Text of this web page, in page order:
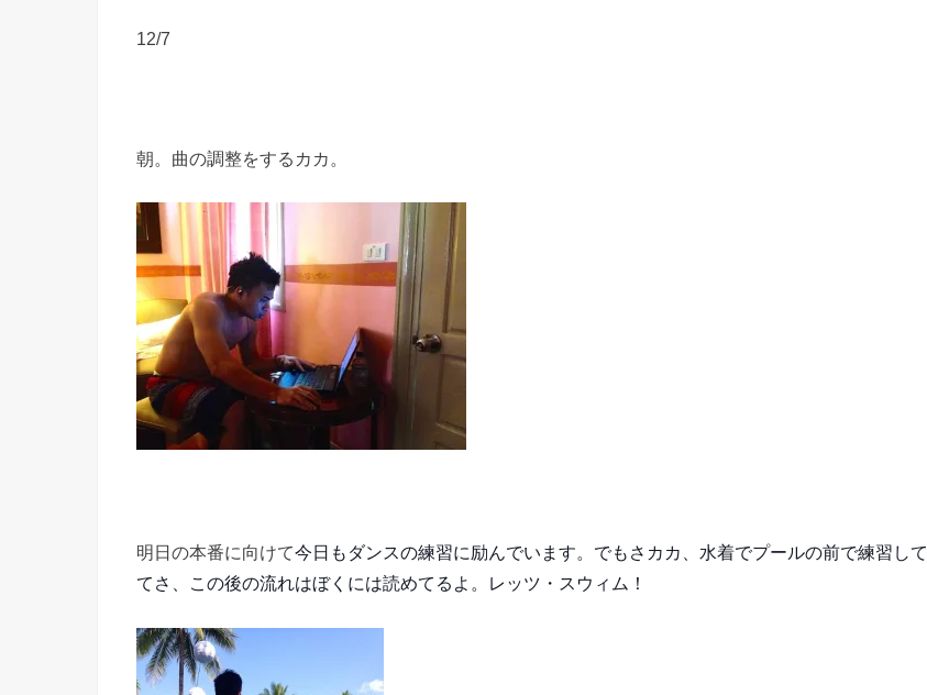
12/7
朝。曲の調整をするカカ。
明日の本番に向けて今日もダンスの練習に励んでいます。でもさカカ、水着でプールの前で練習して
てさ、この後の流れはぼくには読めてるよ。レッツ・スウィム！